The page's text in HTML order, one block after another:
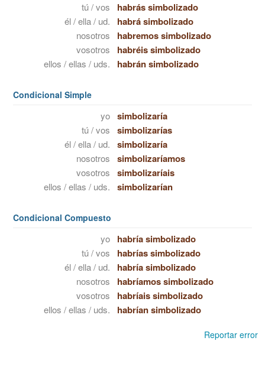
tú / vos habrás simbolizado
él / ella / ud. habrá simbolizado
nosotros habremos simbolizado
vosotros habréis simbolizado
ellos / ellas / uds. habrán simbolizado
Condicional Simple
yo simbolizaría
tú / vos simbolizarías
él / ella / ud. simbolizaría
nosotros simbolizaríamos
vosotros simbolizaríais
ellos / ellas / uds. simbolizarían
Condicional Compuesto
yo habría simbolizado
tú / vos habrías simbolizado
él / ella / ud. habría simbolizado
nosotros habríamos simbolizado
vosotros habríais simbolizado
ellos / ellas / uds. habrían simbolizado
Reportar error